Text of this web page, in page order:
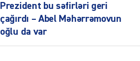
Prezident bu səfirləri geri
çağırdı – Abel Məhərrəmovun
oğlu da var